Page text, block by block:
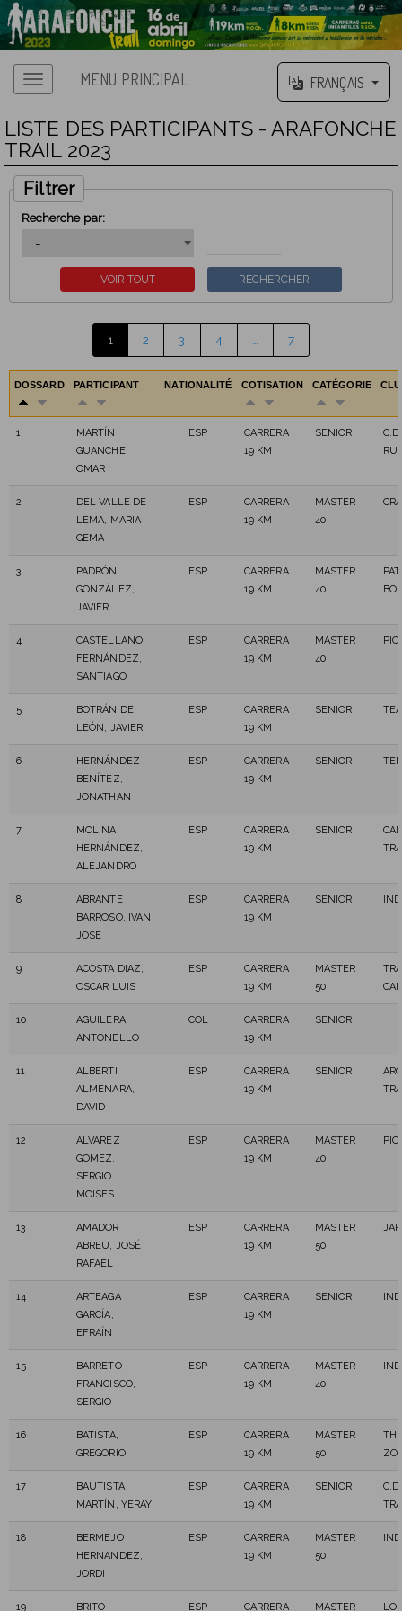
MENU PRINCIPAL FRANÇAIS
LISTE DES PARTICIPANTS - ARAFONCHE
TRAIL 2023
Filtrer
Recherche par:
1 2 3 4 7
DOSSARD PARTICIPANT NATIONALITÉ COTISATION CATÉGORIE
1
MARTÍN
GUANCHE,
OMAR
ESP
CARRERA
19 KM
SENIOR
2
DEL VALLE DE
LEMA, MARIA
GEMA
ESP
CARRERA
19 KM
MASTER
40
3
PADRÓN
GONZÁLEZ,
JAVIER
ESP
CARRERA
19 KM
MASTER
40
4
CASTELLANO
FERNÁNDEZ,
SANTIAGO
ESP
CARRERA
19 KM
MASTER
40
5
BOTRÁN DE
LEÓN, JAVIER
ESP
CARRERA
19 KM
SENIOR
6
HERNÁNDEZ
BENÍTEZ,
JONATHAN
ESP
CARRERA
19 KM
SENIOR
7
MOLINA
HERNÁNDEZ,
ALEJANDRO
ESP
CARRERA
19 KM
SENIOR
8
ABRANTE
BARROSO, IVAN
JOSE
ESP
CARRERA
19 KM
SENIOR
9
ACOSTA DIAZ,
OSCAR LUIS
ESP
CARRERA
19 KM
MASTER
50
10
AGUILERA,
ANTONELLO
COL
CARRERA
19 KM
SENIOR
11
ALBERTI
ALMENARA,
DAVID
ESP
CARRERA
19 KM
SENIOR
12
ALVAREZ
GOMEZ,
SERGIO
MOISES
ESP
CARRERA
19 KM
MASTER
40
13
AMADOR
ABREU, JOSÉ
RAFAEL
ESP
CARRERA
19 KM
MASTER
50
14
ARTEAGA
GARCÍA,
EFRAÍN
ESP
CARRERA
19 KM
SENIOR
15
BARRETO
FRANCISCO,
SERGIO
ESP
CARRERA
19 KM
MASTER
40
16
BATISTA,
GREGORIO
ESP
CARRERA
19 KM
MASTER
50
17
BAUTISTA
MARTÍN, YERAY
ESP
CARRERA
19 KM
SENIOR
18
BERMEJO
HERNANDEZ,
JORDI
ESP
CARRERA
19 KM
MASTER
50
19 BRITO ESP CARRERA MASTER